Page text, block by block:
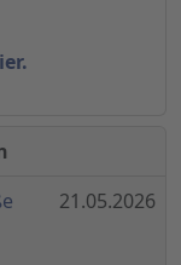
21.05.2026